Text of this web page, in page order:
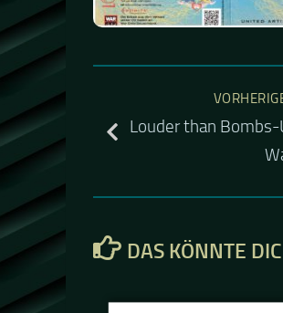
Louder than
DAS KÖNNTE